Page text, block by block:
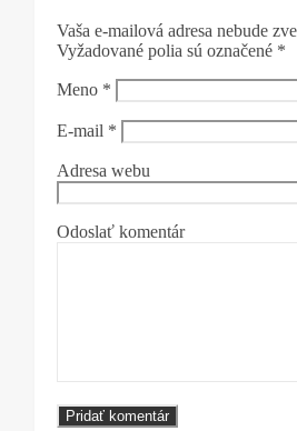
Vaša e-mailová adresa nebude
Vyžadované polia sú označené *
Meno *
E-mail *
Adresa webu
Odoslať komentár